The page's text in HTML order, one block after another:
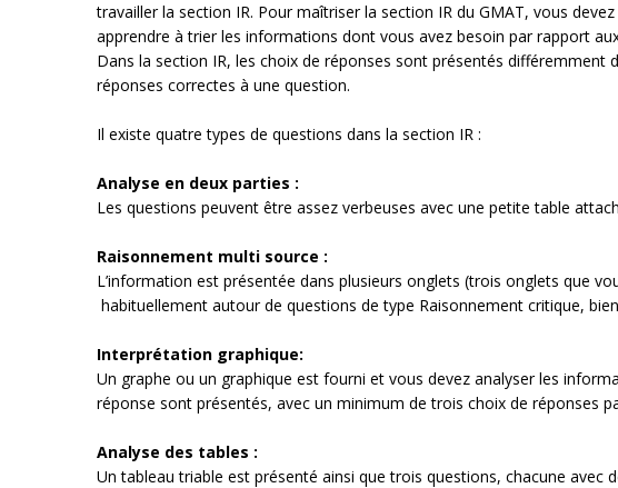
travailler la section IR. Pour maîtriser la section IR du GMAT, vous
apprendre à trier les informations dont vous avez besoin par rapport
Dans la section IR, les choix de réponses sont présentés différemment
réponses correctes à une question.
Il existe quatre types de questions dans la section IR :
Analyse en deux parties :
Les questions peuvent être assez verbeuses avec une petite table
Raisonnement multi source :
L’information est présentée dans plusieurs onglets (trois onglets que
habituellement autour de questions de type Raisonnement critique,
Interprétation graphique:
Un graphe ou un graphique est fourni et vous devez analyser les
réponse sont présentés, avec un minimum de trois choix de réponses
Analyse des tables :
Un tableau triable est présenté ainsi que trois questions, chacune avec